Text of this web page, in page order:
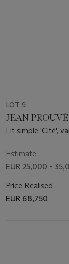
LOT 9
JEAN PROUVÉ
Lit simple 'Cité',
Estimate
EUR 25,000 -
Price Realised
EUR 68,750